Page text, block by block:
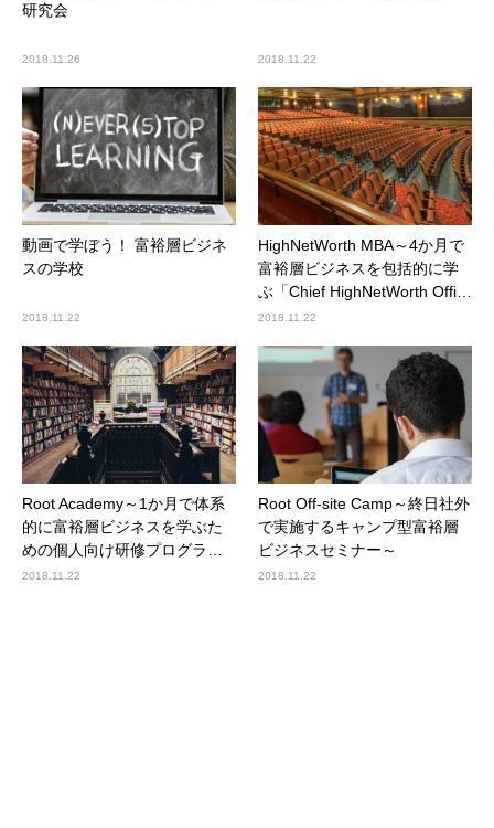
研究会
2018.11.26 2018.11.22
動画で学ぼう！ 富裕層ビジネ
スの学校
2018.11.22
HighNetWorth MBA～4か月で
富裕層ビジネスを包括的に学
ぶ「Chief HighNetWorth Offi…
2018.11.22
Root Academy～1か月で体系
的に富裕層ビジネスを学ぶた
めの個人向け研修プログラ…
2018.11.22
Root Off-site Camp～終日社外
で実施するキャンプ型富裕層
ビジネスセミナー～
2018.11.22